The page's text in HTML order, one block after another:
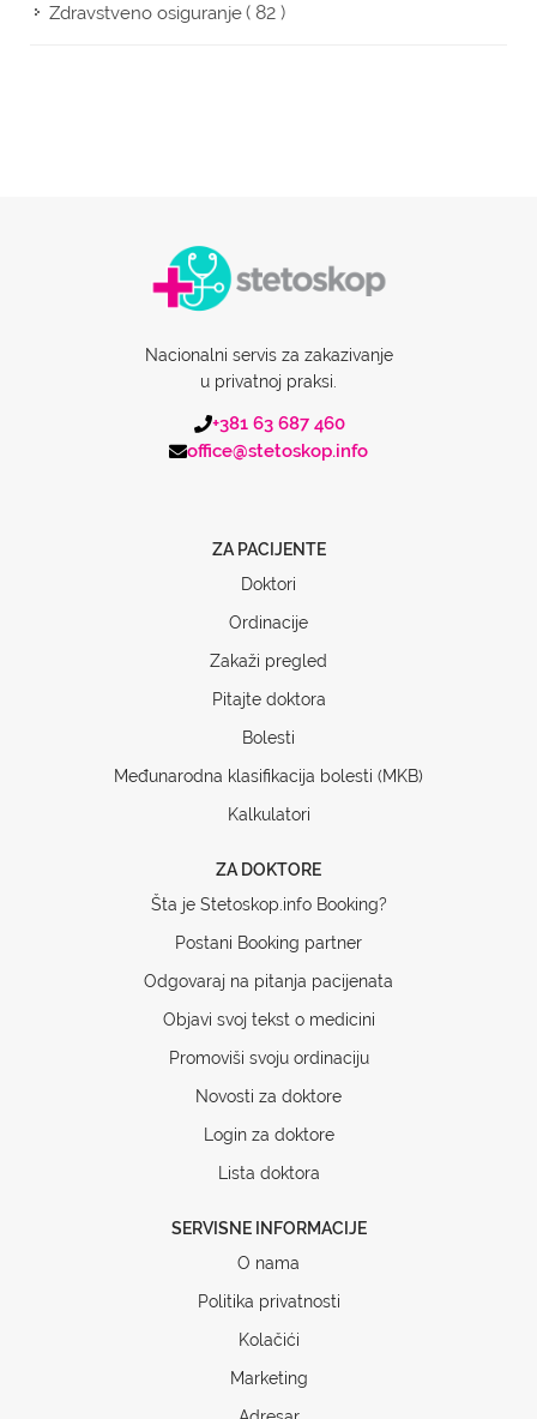
Zdravstveno osiguranje( 82 )
Nacionalni servis za zakazivanje
u privatnoj praksi.
+381 63 687 460
office@stetoskop.info
ZA PACIJENTE
Doktori
Ordinacije
Zakaži pregled
Pitajte doktora
Bolesti
Međunarodna klasifikacija bolesti (MKB)
Kalkulatori
ZA DOKTORE
Šta je Stetoskop.info Booking?
Postani Booking partner
Odgovaraj na pitanja pacijenata
Objavi svoj tekst o medicini
Promoviši svoju ordinaciju
Novosti za doktore
Login za doktore
Lista doktora
SERVISNE INFORMACIJE
O nama
Politika privatnosti
Kolačići
Marketing